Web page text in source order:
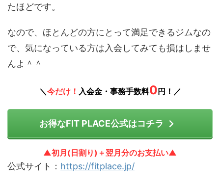
たほどです。
なので、ほとんどの方にとって満足できるジムなの
で、気になっている方は入会してみても損はしませ
んよ＾＾
＼今だけ！ 入会金・事務手数料0 円！／
お得なFIT PLACE公式はコチラ
▲初月(日割り)＋翌月分のお支払い▲
公式サイト： https://fitplace.jp/